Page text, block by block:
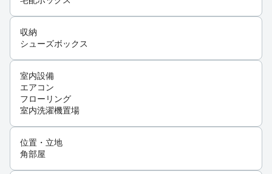
収納
シューズボックス
室内設備
エアコン
フローリング
室内洗濯機置場
位置・立地
角部屋